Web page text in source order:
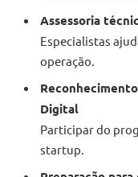
Assessoria
Especialistas
operação.
Digital
Participar do
startup.